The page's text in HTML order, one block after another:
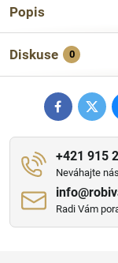
Popis
Diskuse 0
Facebook
+421 915
Neváhajte
Radi Vám